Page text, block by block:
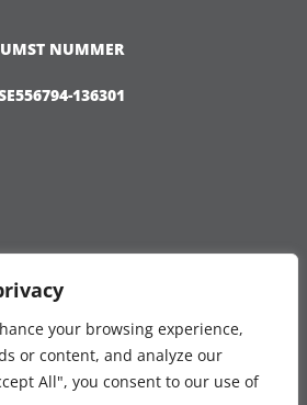
your browsing experience,
or content, and analyze our
All", you consent to our use of
UMST NUMMER
136301
CONNECT